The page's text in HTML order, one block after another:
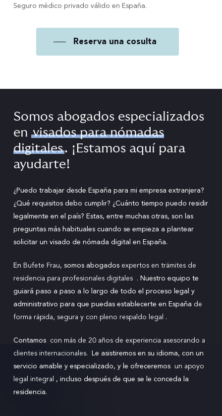
Seguro médico privado válido en España.
Reserva una cosulta
Somos abogados especializados
envisados para nómadas
digitales. ¡Estamos aquí para
ayudarte!
¿Puedo trabajar desde España para mi empresa extranjera?
¿Qué requisitos debo cumplir? ¿Cuánto tiempo puedo residir
legalmente en el país? Estas, entre muchas otras, son las
preguntas más habituales cuando se empieza a plantear
solicitar un visado de nómada digital en España.
En Bufete Frau,somos abogados expertos en trámites de
residencia para profesionales digitales .Nuestro equipo te
guiará paso a paso a lo largo de todo el proceso legal y
administrativo para que puedas establecerte en España de
forma rápida, segura y con pleno respaldo legal .
Contamos con más de 20 años de experiencia asesorando a
clientes internacionales. Le asistiremos en su idioma, con un
servicio amable y especializado, y le ofreceremos un apoyo
legal integral ,incluso después de que se le conceda la
residencia.